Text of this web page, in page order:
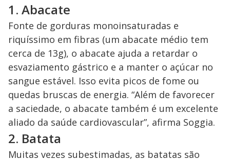
1. Abacate
Fonte de gorduras monoinsaturadas e
riquíssimo em fibras (um abacate médio tem
cerca de 13g), o abacate ajuda a retardar o
esvaziamento gástrico e a manter o açúcar no
sangue estável. Isso evita picos de fome ou
quedas bruscas de energia. “Além de favorecer
a saciedade, o abacate também é um excelente
aliado da saúde cardiovascular”, afirma Soggia.
2. Batata
Muitas vezes subestimadas, as batatas são